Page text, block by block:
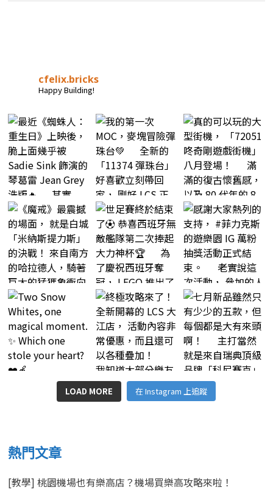
cfelix.bricks
Happy Building!
LOAD MORE 在 Instagram 上追蹤
熱門文章
[教學] 桃園機場也有樂高店？機場買樂高攻略來啦！